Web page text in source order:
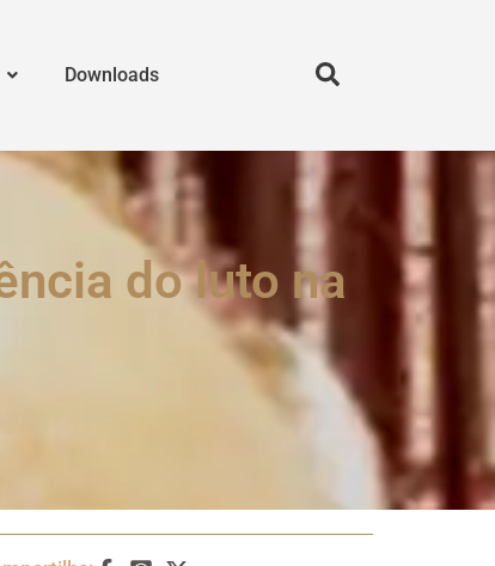
Downloads
do luto na